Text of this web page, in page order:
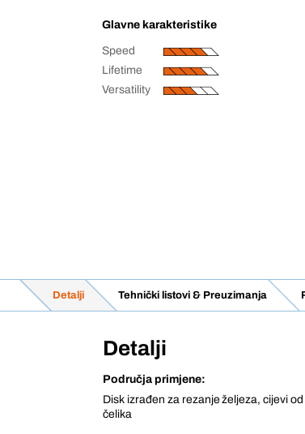
Glavne karakteristike
Speed
Lifetime
Versatility
Detalji Tehnički listovi & Preuzimanja
Detalji
Područja primjene:
Disk izrađen za rezanje željeza, cijevi
čelika